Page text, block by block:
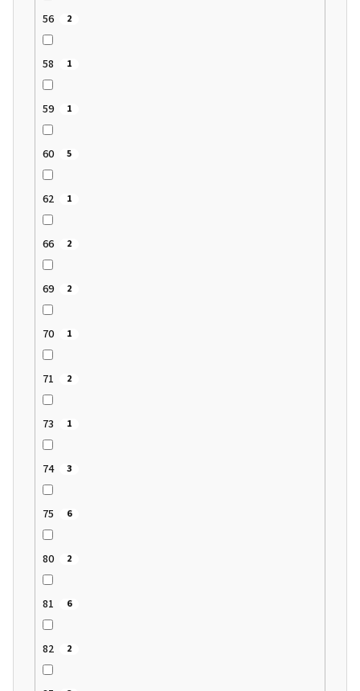
56 2
58 1
59 1
60 5
62 1
66 2
69 2
70 1
71 2
73 1
74 3
75 6
80 2
81 6
82 2